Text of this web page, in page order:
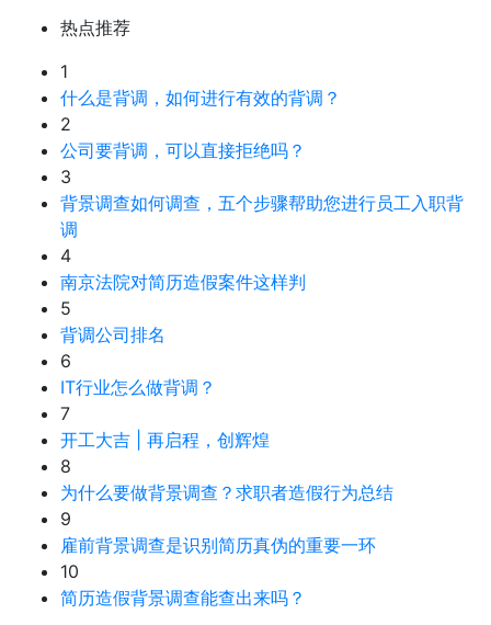
热点推荐
1
什么是背调，如何进行有效的背调？
2
公司要背调，可以直接拒绝吗？
3
背景调查如何调查，五个步骤帮助您进行员工入职背
调
4
南京法院对简历造假案件这样判
5
背调公司排名
6
IT行业怎么做背调？
7
开工大吉 | 再启程，创辉煌
8
为什么要做背景调查？求职者造假行为总结
9
雇前背景调查是识别简历真伪的重要一环
10
简历造假背景调查能查出来吗？